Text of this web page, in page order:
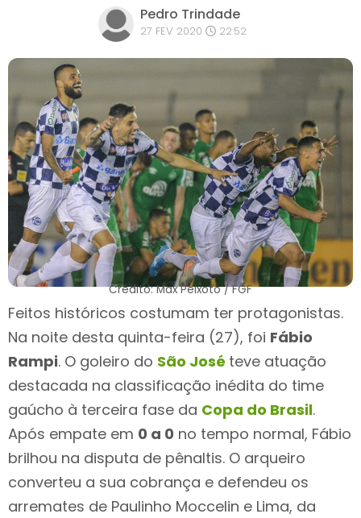
Pedro Trindade
27 FEV 2020 22:52
Crédito: Max Peixoto / FGF
Feitos históricos costumam ter protagonistas.
Na noite desta quinta-feira (27), foi Fábio
Rampi. O goleiro do São José teve atuação
destacada na classificação inédita do time
gaúcho à terceira fase da Copa do Brasil.
Após empate em 0 a 0 no tempo normal, Fábio
brilhou na disputa de pênaltis. O arqueiro
converteu a sua cobrança e defendeu os
arremates de Paulinho Moccelin e Lima, da